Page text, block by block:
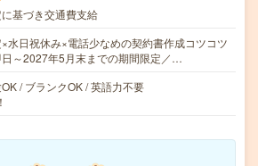
基づき交通費支給
×水日祝休み×電話少なめの契約書作成コツコツ
～2027年5月末までの期間限定／…
/ ブランクOK / 英語力不要